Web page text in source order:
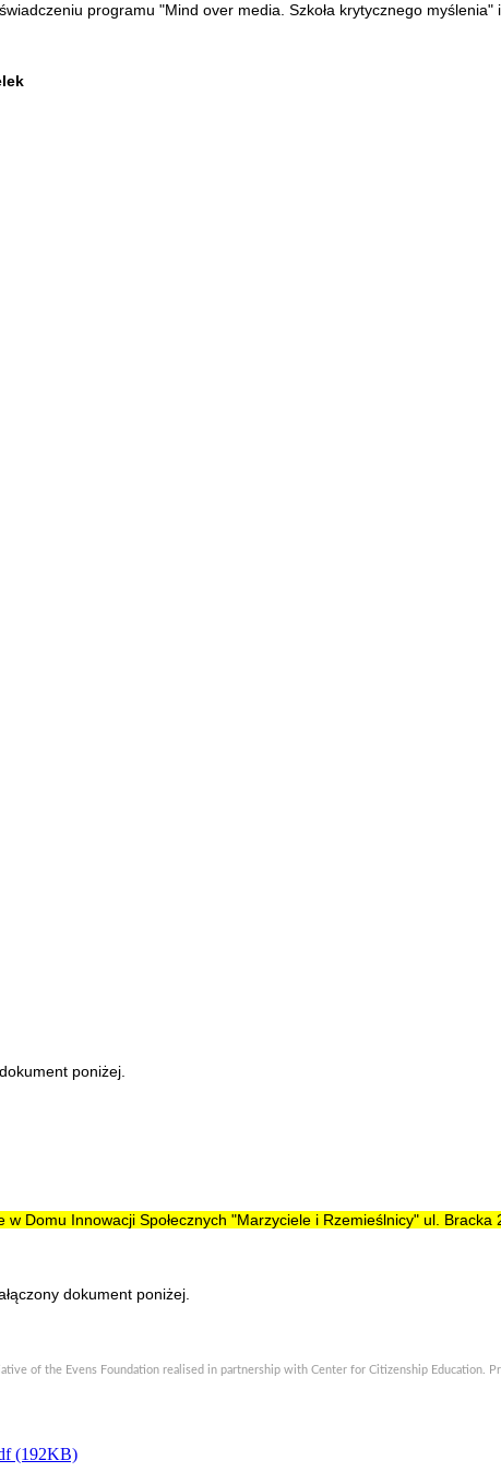
programu "Mind over media. Szkoła krytycznego myślenia"
poniżej.
Domu Innowacji Społecznych "Marzyciele i Rzemieślnicy" ul. Bracka
dokument poniżej.
of the Evens Foundation realised in partnership with Center for Citizenship Education.
(192KB)